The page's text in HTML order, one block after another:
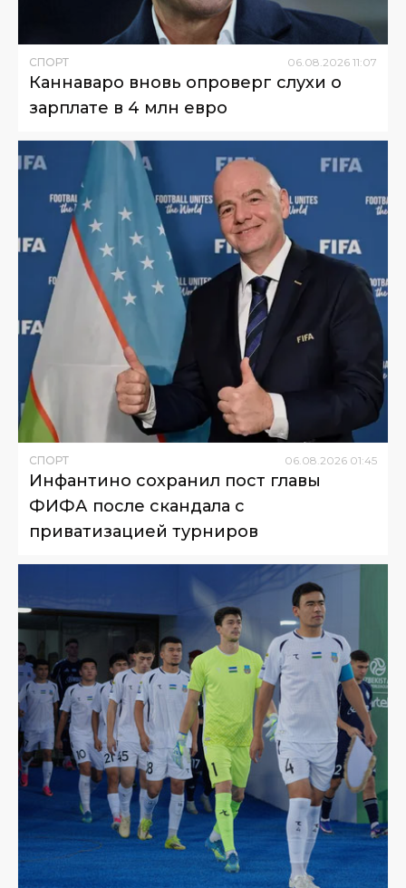
СПОРТ 06.08.2026 11:07
Каннаваро вновь опроверг слухи о
зарплате в 4 млн евро
СПОРТ 06 08 2026 01:45
Инфантино сохранил пост главы
ФИФА после скандала с
приватизацией турниров